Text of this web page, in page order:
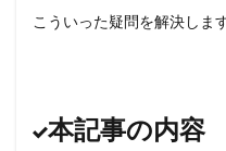
こういった疑問を解決します
本記事の内容